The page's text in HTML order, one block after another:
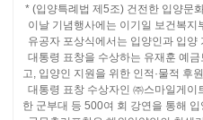
* (입양특례법 제5조) 건전한 입양문
이날 기념행사에는 이기일 보건복
유공자 포상식에서는 입양인과 입
대통령 표창을 수상하는 유재훈 예
고, 입양인 지원을 위한 인적·물적 후
대통령 표창 수상자인 ㈜스마일게이
한 군부대 등 500여 회 강연을 통해